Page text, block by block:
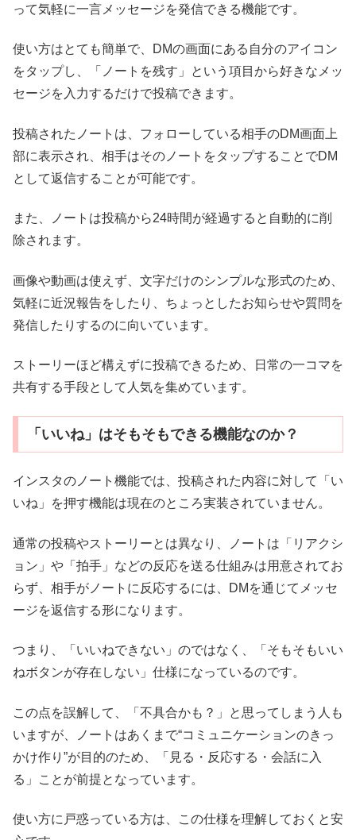
って気軽に一言メッセージを発信できる機能です。
使い方はとても簡単で、DMの画面にある自分のアイコン
をタップし、「ノートを残す」という項目から好きなメッ
セージを入力するだけで投稿できます。
投稿されたノートは、フォローしている相手のDM画面上
部に表示され、相手はそのノートをタップすることでDM
として返信することが可能です。
また、ノートは投稿から24時間が経過すると自動的に削
除されます。
画像や動画は使えず、文字だけのシンプルな形式のため、
気軽に近況報告をしたり、ちょっとしたお知らせや質問を
発信したりするのに向いています。
ストーリーほど構えずに投稿できるため、日常の一コマを
共有する手段として人気を集めています。
「いいね」はそもそもできる機能なのか？
インスタのノート機能では、投稿された内容に対して「い
いね」を押す機能は現在のところ実装されていません。
通常の投稿やストーリーとは異なり、ノートは「リアクシ
ョン」や「拍手」などの反応を送る仕組みは用意されてお
らず、相手がノートに反応するには、DMを通じてメッセ
ージを返信する形になります。
つまり、「いいねできない」のではなく、「そもそもいい
ねボタンが存在しない」仕様になっているのです。
この点を誤解して、「不具合かも？」と思ってしまう人も
いますが、ノートはあくまで“コミュニケーションのきっ
かけ作り”が目的のため、「見る・反応する・会話に入
る」ことが前提となっています。
使い方に戸惑っている方は、この仕様を理解しておくと安